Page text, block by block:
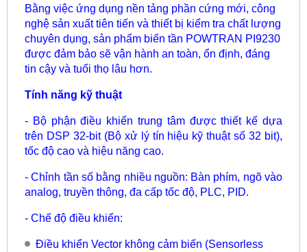
Bằng việc ứng dụng nền tảng phần cứng mới, công
nghệ sản xuất tiên tiến và thiết bị kiểm tra chất lượng
chuyên dụng, sản phẩm biến tần POWTRAN PI9230
được đảm bảo sẽ vận hành an toàn, ổn định, đáng
tin cậy và tuổi thọ lâu hơn.
Tính năng kỹ thuật
- Bộ phận điều khiển trung tâm được thiết kế dựa
trên DSP 32-bit (Bộ xử lý tín hiệu kỹ thuật số 32 bit),
tốc độ cao và hiệu năng cao.
- Chỉnh tần số bằng nhiều nguồn: Bàn phím, ngõ vào
analog, truyền thông, đa cấp tốc độ, PLC, PID.
- Chế độ điều khiển:
Điều khiển Vector không cảm biến (Sensorless